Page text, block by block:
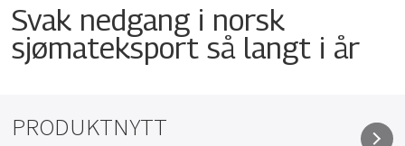
Svak nedgang i norsk
sjømateksport så langt i år
PRODUKTNYTT